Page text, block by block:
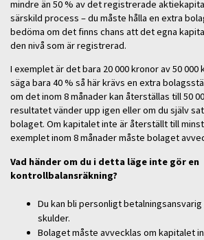
mindre än 50 % av det registrerade
särskild process – du måste hålla en extra
bedöma om det finns chans att det egna
den nivå som är registrerad.
I exemplet är det bara 20 000 kronor av 50
säga bara 40 % så här krävs en extra
om det inom 8 månader kan återställas till 50
resultatet vänder upp igen eller om du själv
bolaget. Om kapitalet inte är återställt till minst
exemplet inom 8 månader måste bolaget
Vad händer om du i detta läge inte gör en
kontrollbalansräkning?
Du kan bli personligt
skulder.
Bolaget måste avvecklas om kapitalet